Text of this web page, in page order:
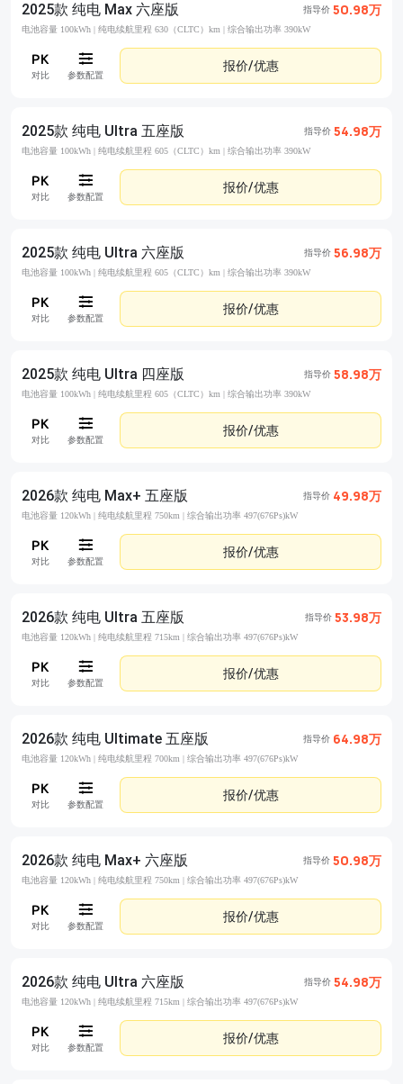
2025款 纯电 Max 六座版 指导价 50.98万
电池容量 100kWh | 纯电续航里程 630（CLTC）km | 综合输出功率 390kW
对比 参数配置
报价/优惠
2025款 纯电 Ultra 五座版 指导价 54.98万
电池容量 100kWh | 纯电续航里程 605（CLTC）km | 综合输出功率 390kW
对比 参数配置
报价/优惠
2025款 纯电 Ultra 六座版 指导价 56.98万
电池容量 100kWh | 纯电续航里程 605（CLTC）km | 综合输出功率 390kW
对比 参数配置
报价/优惠
2025款 纯电 Ultra 四座版 指导价 58.98万
电池容量 100kWh | 纯电续航里程 605（CLTC）km | 综合输出功率 390kW
对比 参数配置
报价/优惠
2026款 纯电 Max+ 五座版 指导价 49.98万
电池容量 120kWh | 纯电续航里程 750km | 综合输出功率 497(676Ps)kW
对比 参数配置
报价/优惠
2026款 纯电 Ultra 五座版 指导价 53.98万
电池容量 120kWh | 纯电续航里程 715km | 综合输出功率 497(676Ps)kW
对比 参数配置
报价/优惠
2026款 纯电 Ultimate 五座版 指导价 64.98万
电池容量 120kWh | 纯电续航里程 700km | 综合输出功率 497(676Ps)kW
对比 参数配置
报价/优惠
2026款 纯电 Max+ 六座版 指导价 50.98万
电池容量 120kWh | 纯电续航里程 750km | 综合输出功率 497(676Ps)kW
对比 参数配置
报价/优惠
2026款 纯电 Ultra 六座版 指导价 54.98万
电池容量 120kWh | 纯电续航里程 715km | 综合输出功率 497(676Ps)kW
对比 参数配置
报价/优惠